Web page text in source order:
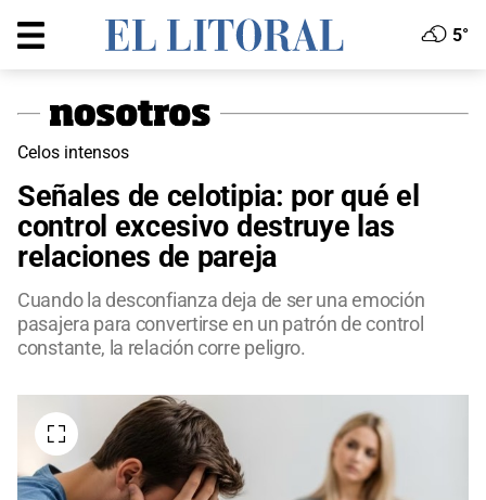
5°
Celos intensos
Señales de celotipia: por qué el
control excesivo destruye las
relaciones de pareja
Cuando la desconfianza deja de ser una emoción
pasajera para convertirse en un patrón de control
constante, la relación corre peligro.